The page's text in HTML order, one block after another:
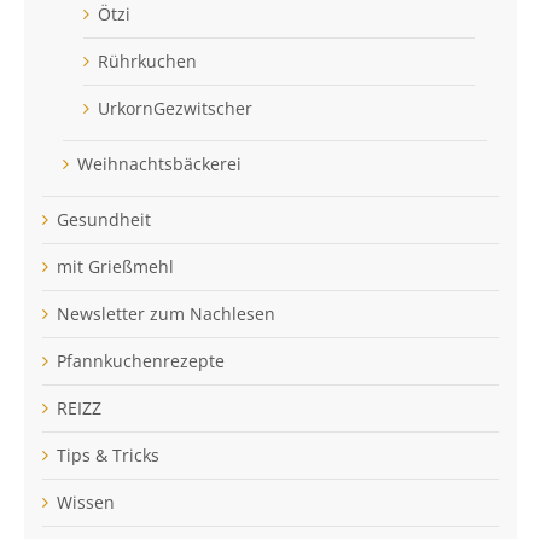
Ötzi
Rührkuchen
UrkornGezwitscher
Weihnachtsbäckerei
Gesundheit
mit Grießmehl
Newsletter zum Nachlesen
Pfannkuchenrezepte
REIZZ
Tips & Tricks
Wissen